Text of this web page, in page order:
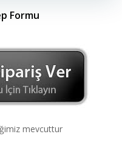
Formu
mevcuttur